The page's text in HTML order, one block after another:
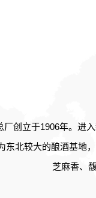
立于1906年。进入
东北较大的酿酒基地
芝麻香、